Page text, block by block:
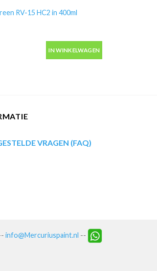
RV-15 HC2 in 400ml
RV-15 HC2 in 400ml spuitbus aantal
IN WINKELWAGEN
VRAGEN (FAQ)
info@Mercuriuspaint.nl --